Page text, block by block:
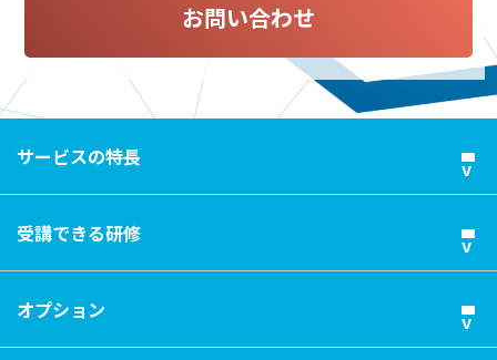
お問い合わせ
サービスの特長
受講できる研修
オプション